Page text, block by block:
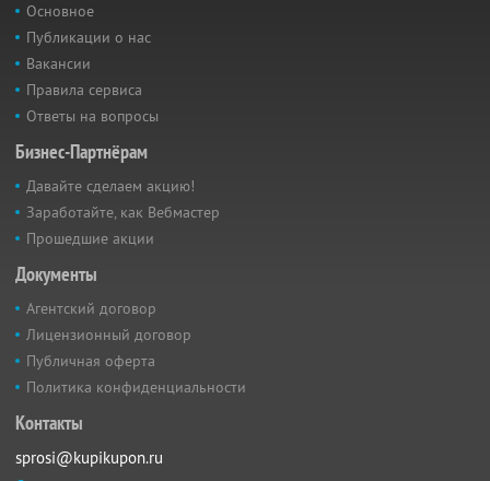
Основное
Публикации о нас
Вакансии
Правила сервиса
Ответы на вопросы
Бизнес-Партнёрам
Давайте сделаем акцию!
Заработайте, как Вебмастер
Прошедшие акции
Документы
Агентский договор
Лицензионный договор
Публичная оферта
Политика конфиденциальности
Контакты
sprosi@kupikupon.ru